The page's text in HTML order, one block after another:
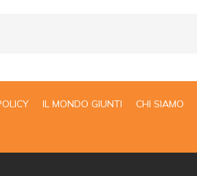
IL MONDO GIUNTI CHI SIAMO